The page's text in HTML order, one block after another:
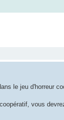
le jeu d'horreur
vous